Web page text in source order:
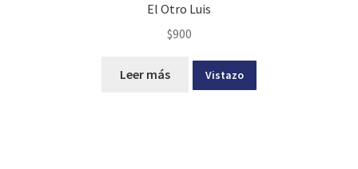
El Otro Luis
$900
Leer más Vistazo